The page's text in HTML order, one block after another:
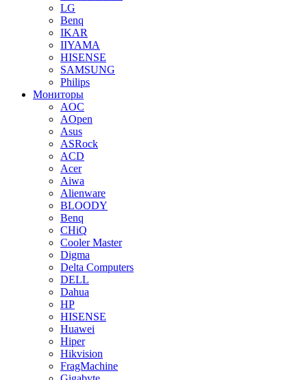
LG
Benq
IKAR
IIYAMA
HISENSE
SAMSUNG
Philips
Мониторы
AOC
AOpen
Asus
ASRock
ACD
Acer
Aiwa
Alienware
BLOODY
Benq
CHiQ
Cooler Master
Digma
Delta Computers
DELL
Dahua
HP
HISENSE
Huawei
Hiper
Hikvision
FragMachine